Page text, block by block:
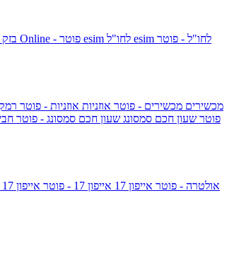
esim לחו"ל - פוטר
מכשירים מכשירים - פוטר אוזניות אוזניות - פוטר
שעון Apple Watch Series 10 - פוטר שעון חכם סמסונג שעון חכם סמסונג - פוטר
גלקסי S26 אולטרה - פוטר אייפון 17 אייפון 17 - פוטר אייפון 17 פרו